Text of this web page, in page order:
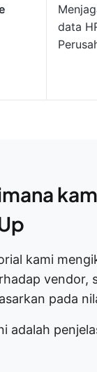
data
kami
vendor,
pada
adalah